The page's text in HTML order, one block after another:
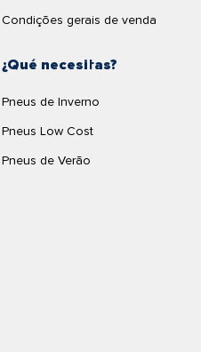
¿Qué necesitas?
Pneus de Inverno
Pneus Low Cost
Pneus de Verão
Condições gerais de venda